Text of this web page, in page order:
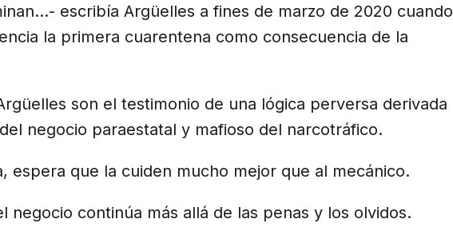
escribía Argüelles a fines de marzo de 2020 cuando
la primera cuarentena como consecuencia de la
son el testimonio de una lógica perversa derivada
negocio paraestatal y mafioso del narcotráfico.
espera que la cuiden mucho mejor que al mecánico.
negocio continúa más allá de las penas y los olvidos.